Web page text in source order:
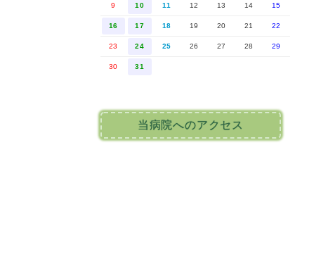
9 10 11 12 13 14 15
16 17 18 19 20 21 22
23 24 25 26 27 28 29
30 31
当病院へのアクセス